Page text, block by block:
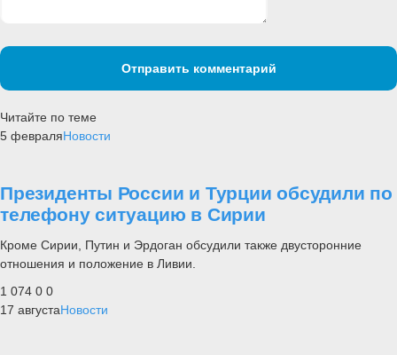
Отправить комментарий
Читайте по теме
5 февраляНовости
Президенты России и Турции обсудили по
телефону ситуацию в Сирии
Кроме Сирии, Путин и Эрдоган обсудили также двусторонние
отношения и положение в Ливии.
1 074 0 0
17 августаНовости